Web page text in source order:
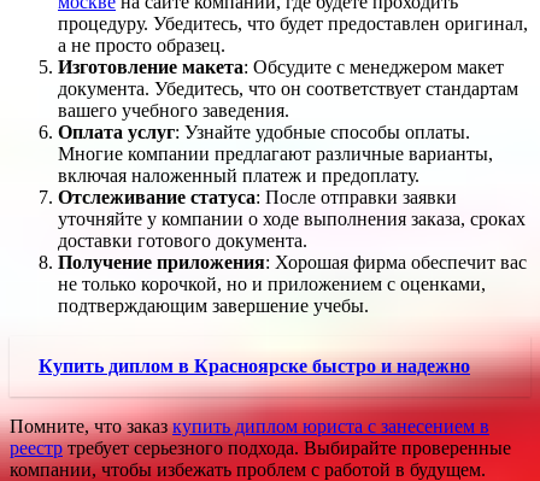
процедуру. Убедитесь, что будет предоставлен оригинал,
а не просто образец.
Изготовление макета: Обсудите с менеджером макет
документа. Убедитесь, что он соответствует стандартам
вашего учебного заведения.
Оплата услуг: Узнайте удобные способы оплаты.
Многие компании предлагают различные варианты,
включая наложенный платеж и предоплату.
Отслеживание статуса: После отправки заявки
уточняйте у компании о ходе выполнения заказа, сроках
доставки готового документа.
Получение приложения: Хорошая фирма обеспечит вас
не только корочкой, но и приложением с оценками,
подтверждающим завершение учебы.
Купить диплом в Красноярске быстро и надежно
Помните, что заказкупить диплом юриста с занесением в
реестртребует серьезного подхода. Выбирайте проверенные
компании, чтобы избежать проблем с работой в будущем.